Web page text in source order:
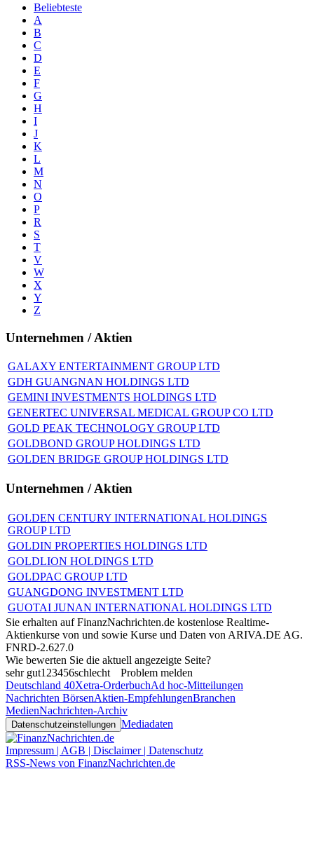
Beliebteste
A
B
C
D
E
F
G
H
I
J
K
L
M
N
O
P
R
S
T
V
W
X
Y
Z
Unternehmen / Aktien
GALAXY ENTERTAINMENT GROUP LTD
GDH GUANGNAN HOLDINGS LTD
GEMINI INVESTMENTS HOLDINGS LTD
GENERTEC UNIVERSAL MEDICAL GROUP CO LTD
GOLD PEAK TECHNOLOGY GROUP LTD
GOLDBOND GROUP HOLDINGS LTD
GOLDEN BRIDGE GROUP HOLDINGS LTD
Unternehmen / Aktien
GOLDEN CENTURY INTERNATIONAL HOLDINGS
GROUP LTD
GOLDIN PROPERTIES HOLDINGS LTD
GOLDLION HOLDINGS LTD
GOLDPAC GROUP LTD
GUANGDONG INVESTMENT LTD
GUOTAI JUNAN INTERNATIONAL HOLDINGS LTD
Sie erhalten auf FinanzNachrichten.de kostenlose Realtime-
Aktienkurse von und sowie Kurse und Daten von ARIVA.DE AG.
FNRD-2.627.0
Wie bewerten Sie die aktuell angezeigte Seite?
sehr gut1 23456schlecht
Problem melden
Deutschland 40Xetra-OrderbuchAd hoc-Mitteilungen
Nachrichten BörsenAktien-EmpfehlungenBranchen
MedienNachrichten-Archiv
Datenschutzeinstellungen Mediadaten
Impressum | AGB | Disclaimer | Datenschutz
RSS-News von FinanzNachrichten.de